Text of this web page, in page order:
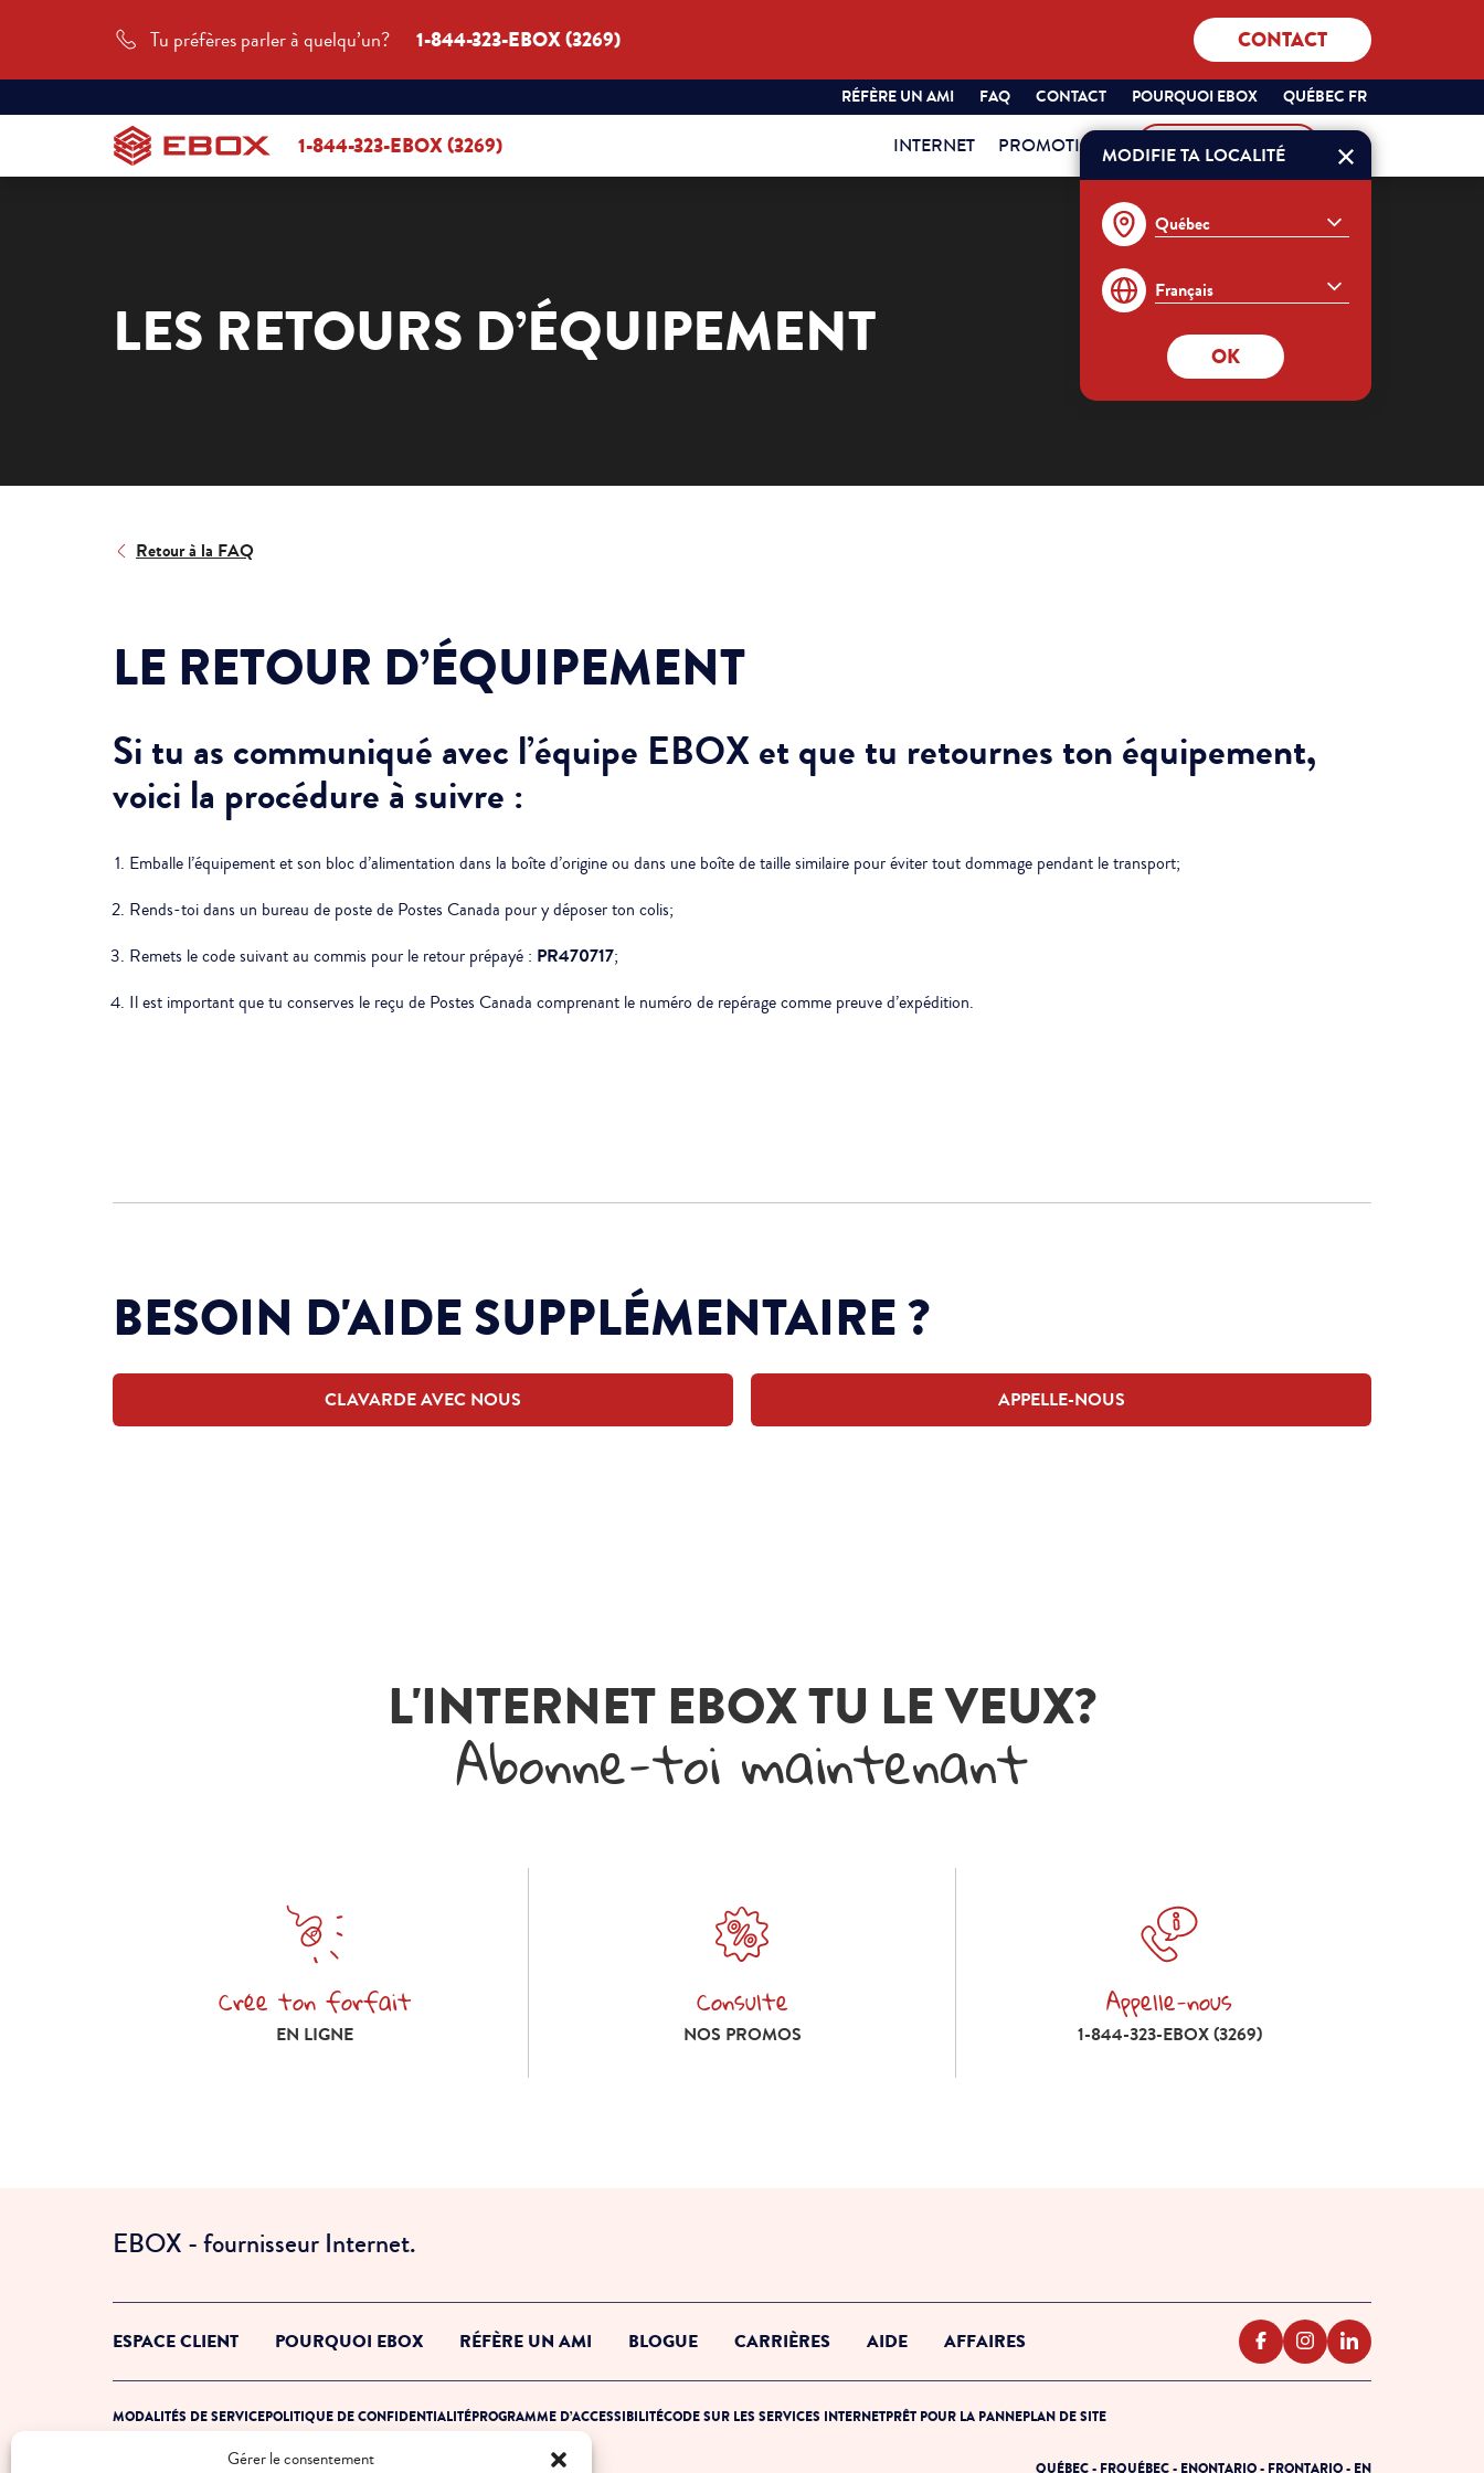
Gérer le consentement
Tu préfères parler à quelqu’un? 1-844-323-EBOX (3269) CONTACT
RÉFÈRE UN AMI FAQ CONTACT POURQUOI EBOX
SÉLECTIONNEZ
VOTRE
PROVINCE
ET
LANGUE
QUÉBEC
FRANÇAIS
QUÉBEC FR
MODIFIE TA LOCALITÉ
OK
1-844-323-EBOX (3269) INTERNET PROMOTIONS MON COMPTE Commander
LES RETOURS D’ÉQUIPEMENT
Retour à la FAQ
LE RETOUR D’ÉQUIPEMENT
Si tu as communiqué avec l’équipe EBOX et que tu retournes ton équipement,
voici la procédure à suivre :
Emballe l’équipement et son bloc d’alimentation dans la boîte d’origine ou dans une boîte de taille similaire pour éviter tout dommage pendant le transport;
Rends-toi dans un bureau de poste de Postes Canada pour y déposer ton colis;
Remets le code suivant au commis pour le retour prépayé : PR470717;
Il est important que tu conserves le reçu de Postes Canada comprenant le numéro de repérage comme preuve d’expédition.
BESOIN D'AIDE SUPPLÉMENTAIRE ?
CLAVARDE AVEC NOUS APPELLE-NOUS
L'INTERNET EBOX TU LE VEUX?
Abonne-toi maintenant
Crée ton forfait
Crée ton forfait en ligne
EN LIGNE
Consulte
Consulte nos promos
NOS PROMOS
Appelle-nous
Appelle-nous 1-844-323-EBOX (3269)
1-844-323-EBOX (3269)
EBOX - fournisseur Internet.
ESPACE CLIENT POURQUOI EBOX RÉFÈRE UN AMI BLOGUE CARRIÈRES AIDE AFFAIRES
MODALITÉS DE SERVICEPOLITIQUE DE CONFIDENTIALITÉPROGRAMME D’ACCESSIBILITÉCODE SUR LES SERVICES INTERNETPRÊT POUR LA PANNEPLAN DE SITE
© 2026 EBOX. Tous droits réservés. QUÉBEC - FRQUÉBEC - ENONTARIO - FRONTARIO - EN